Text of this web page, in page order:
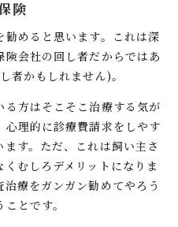
険
めると思います。これは深
険会社の回し者だからではあ
者かもしれません)。
方はそこそこ治療する気が
心理的に診療費請求をしやす
す。ただ、これは飼い主さ
むしろデメリットになりま
療をガンガン勧めてやろう
とです。